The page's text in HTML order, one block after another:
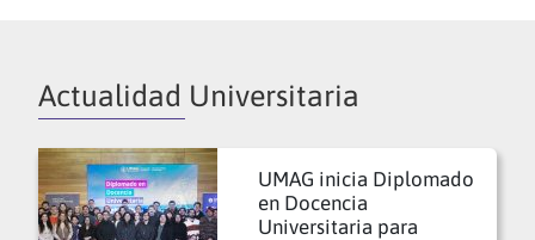
Actualidad Universitaria
UMAG inicia Diplomado
en Docencia
Universitaria para